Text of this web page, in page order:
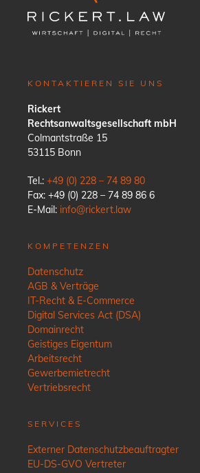
KONTAKTIEREN SIE UNS
Rickert
Rechtsanwaltsgesellschaft mbH
Colmantstraße 15
53115 Bonn
Tel.: +49 (0) 228 – 74 89 80
Fax: +49 (0) 228 – 74 89 86 6
E-Mail: info@rickert.law
KOMPETENZEN
Datenschutz
AGB & Verträge
IT-Recht & E-Commerce
Digital Services Act (DSA)
Domainrecht
Geistiges Eigentum
Arbeitsrecht
Gewerbemietrecht
Vertriebsrecht
SERVICES
Externer Datenschutzbeauftragter
EU-DS-GVO Vertreter